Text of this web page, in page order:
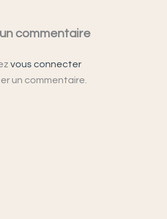
commentaire
vous connecter
un commentaire.